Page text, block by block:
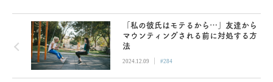
「私の彼氏はモテるから…」友達から
マウンティングされる前に対処する方
法
2024.12.09 | #284